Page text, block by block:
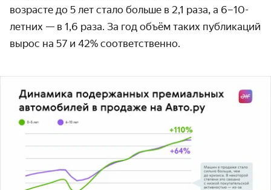
возрасте до 5 лет стало больше в 2,1 раза, а 6–10-
летних — в 1,6 раза. За год объём таких публикаций
вырос на 57 и 42% соответственно.